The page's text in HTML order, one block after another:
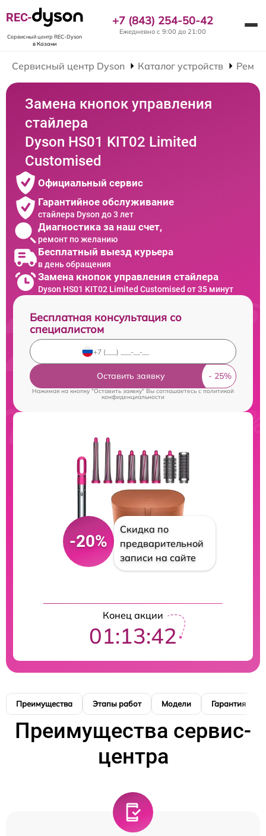
REC-
Сервисный центр REC-Dyson
в Казани
+7 (843) 254-50-42
Ежедневно с 9:00 до 21:00
Сервисный центр Dyson Каталог устройств
Замена кнопок управления
стайлера
Dyson HS01 KIT02 Limited
Customised
Официальный сервис
Гарантийное обслуживание
стайлера Dyson до 3 лет
Диагностика за наш счет,
ремонт по желанию
Бесплатный выезд курьера
в день обращения
Замена кнопок управления стайлера
Dyson HS01 KIT02 Limited Customised от 35 минут
Бесплатная консультация со
специалистом
Оставить заявку
Нажимая на кнопку "Оставить заявку" Вы соглашаетесь cполитикой
конфиденциальности
-20%
Скидка по
предварительной
записи на сайте
Конец акции
01:13:41
Преимущества Этапы работ Модели Гарантия
Преимущества сервис-
центра